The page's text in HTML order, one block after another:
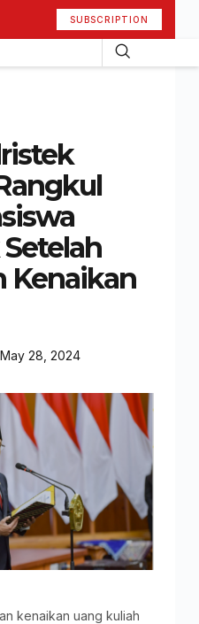
SUBSCRIPTION
Kenaikan
May 28, 2024
kenaikan uang kuliah